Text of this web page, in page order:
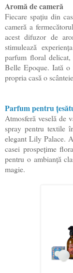
Aromă de cameră
Fiecare spațiu din
cameră a
acest difuzor de
stimulează
parfum floral delicat,
Belle Epoque. Iată o
propria casă o
Parfum pentru
Atmosferă veselă de
spray pentru textile
elegant Lily Palace.
casei prospețime
pentru o ambianță
magie.